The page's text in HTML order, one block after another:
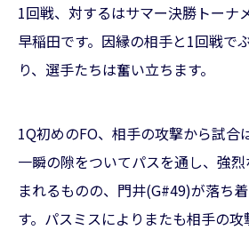
1回戦、対するはサマー決勝トーナ
早稲田です。因縁の相手と1回戦で
り、選手たちは奮い立ちます。
1Q初めのFO、相手の攻撃から試合
一瞬の隙をついてパスを通し、強
まれるものの、門井(G#49)が落ち
す。パスミスによりまたも相手の